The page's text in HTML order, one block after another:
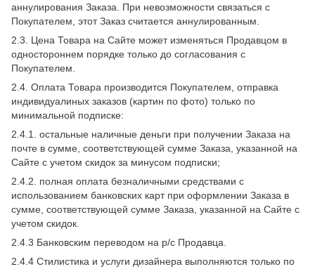
аннулирования Заказа. При невозможности связаться с
Покупателем, этот Заказ считается аннулированным.
2.3. Цена Товара на Сайте может изменяться Продавцом в
одностороннем порядке только до согласования с
Покупателем.
2.4. Оплата Товара производится Покупателем, отправка
индивидуалиных заказов (картин по фото) только по
минимальной подписке:
2.4.1. остальные наличные деньги при получении Заказа на
почте в сумме, соответствующей сумме Заказа, указанной на
Сайте с учетом скидок за минусом подписки;
2.4.2. полная оплата безналичными средствами с
использованием банковских карт при оформлении Заказа в
сумме, соответствующей сумме Заказа, указанной на Сайте с
учетом скидок.
2.4.3 Банковским переводом на р/с Продавца.
2.4.4 Стилистика и услуги дизайнера выполняются только по